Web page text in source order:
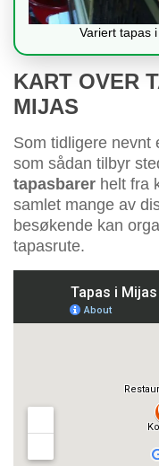
Variert tapas
KART OVER
MIJAS
Som tidligere nevnt
som sådan tilbyr
tapasbarer helt fra
samlet mange av
besøkende kan
tapasrute.